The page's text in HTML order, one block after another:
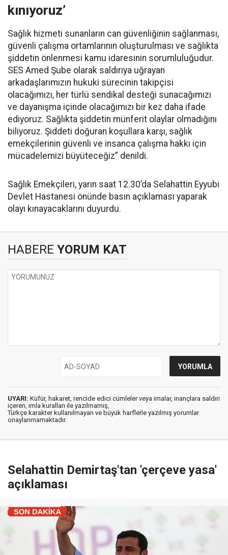
kınıyoruz’
Sağlık hizmeti sunanların can güvenliğinin sağlanması,
güvenli çalışma ortamlarının oluşturulması ve sağlıkta
şiddetin önlenmesi kamu idaresinin sorumluluğudur.
SES Amed Şube olarak saldırıya uğrayan
arkadaşlarımızın hukuki sürecinin takipçisi
olacağımızı, her türlü sendikal desteği sunacağımızı
ve dayanışma içinde olacağımızı bir kez daha ifade
ediyoruz. Sağlıkta şiddetin münferit olaylar olmadığını
biliyoruz. Şiddeti doğuran koşullara karşı, sağlık
emekçilerinin güvenli ve insanca çalışma hakkı için
mücadelemizi büyüteceğiz” denildi.
Sağlık Emekçileri, yarın saat 12.30’da Selahattin Eyyubi
Devlet Hastanesi önünde basın açıklaması yaparak
olayı kınayacaklarını duyurdu.
HABERE YORUM KAT
UYARI: Küfür, hakaret, rencide edici cümleler veya imalar, inançlara saldırı
içeren, imla kuralları ile yazılmamış,
Türkçe karakter kullanılmayan ve büyük harflerle yazılmış yorumlar
onaylanmamaktadır.
Selahattin Demirtaş'tan 'çerçeve yasa'
açıklaması